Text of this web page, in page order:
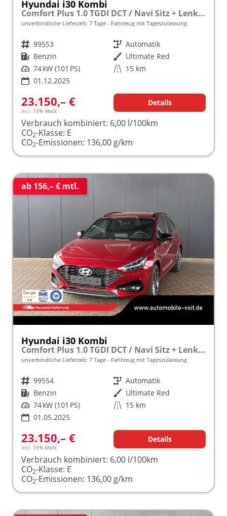
Hyundai i30 Kombi
Comfort Plus 1.0 TGDI DCT / Navi Sitz + Lenkradheizung PDC V&H Kamera LED Alu 17"
unverbindliche Lieferzeit: 7 Tage Fahrzeug mit Tageszulassung
Fahrzeugnr. 99553 Getriebe Automatik
Kraftstoff Benzin Außenfarbe Ultimate Red
Leistung 74 kW (101 PS) Kilometerstand 15 km
01.12.2025
23.150,– €
incl. 19% MwSt.
Details
Verbrauch kombiniert: 6,00 l/100km
CO2-Klasse: E
CO2-Emissionen: 136,00 g/km
ab 156,– € mtl.
Hyundai i30 Kombi
Comfort Plus 1.0 TGDI DCT / Navi Sitz + Lenkradheizung PDC V&H Kamera LED Alu 17"
unverbindliche Lieferzeit: 7 Tage Fahrzeug mit Tageszulassung
Fahrzeugnr. 99554 Getriebe Automatik
Kraftstoff Benzin Außenfarbe Ultimate Red
Leistung 74 kW (101 PS) Kilometerstand 15 km
01.05.2025
23.150,– €
incl. 19% MwSt.
Details
Verbrauch kombiniert: 6,00 l/100km
CO2-Klasse: E
CO2-Emissionen: 136,00 g/km